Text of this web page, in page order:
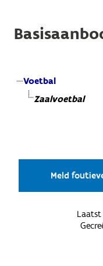
Voetbal
Zaalvoetbal
Meld